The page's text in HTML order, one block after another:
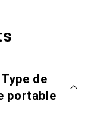
de
portable